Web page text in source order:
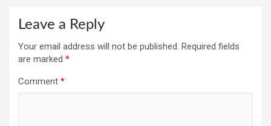
Leave a Reply
Your email address will not be published. Required fields
are marked *
Comment *